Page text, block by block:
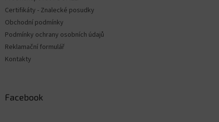
Certifikáty - Znalecké posudky
Obchodní podmínky
Podmínky ochrany osobních údajů
Reklamační formulář
Kontakty
Facebook